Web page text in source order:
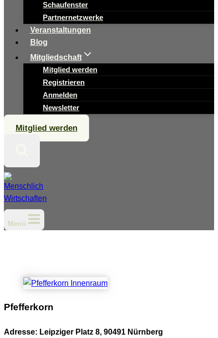
Schaufenster
Partnernetzwerke
Veranstaltungen
Blog
Mitgliedschaft
Mitglied werden
Registrieren
Anmelden
Newsletter
Mitglied werden
Menü
Pfefferkorn
Adresse: Leipziger Platz 8, 90491 Nürnberg